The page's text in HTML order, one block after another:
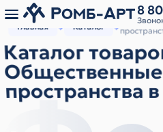
8
Главная Каталог Каталог
Каталог
Общественные
пространства